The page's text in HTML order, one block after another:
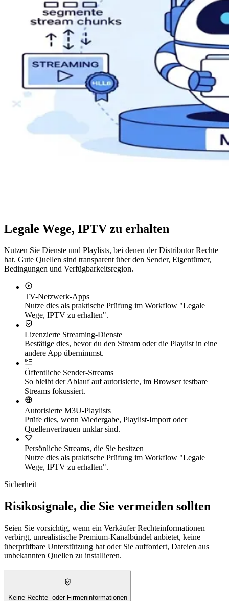
Legale Wege, IPTV zu erhalten
Nutzen Sie Dienste und Playlists, bei denen der Distributor Rechte
hat. Gute Quellen sind transparent über den Sender, Eigentümer,
Bedingungen und Verfügbarkeitsregion.
TV-Netzwerk-Apps
Nutze dies als praktische Prüfung im Workflow "Legale
Wege, IPTV zu erhalten".
Lizenzierte Streaming-Dienste
Bestätige dies, bevor du den Stream oder die Playlist in eine
andere App übernimmst.
Öffentliche Sender-Streams
So bleibt der Ablauf auf autorisierte, im Browser testbare
Streams fokussiert.
Autorisierte M3U-Playlists
Prüfe dies, wenn Wiedergabe, Playlist-Import oder
Quellenvertrauen unklar sind.
Persönliche Streams, die Sie besitzen
Nutze dies als praktische Prüfung im Workflow "Legale
Wege, IPTV zu erhalten".
Sicherheit
Risikosignale, die Sie vermeiden sollten
Seien Sie vorsichtig, wenn ein Verkäufer Rechteinformationen
verbirgt, unrealistische Premium-Kanalbündel anbietet, keine
überprüfbare Unterstützung hat oder Sie auffordert, Dateien aus
unbekannten Quellen zu installieren.
Keine Rechte- oder Firmeninformationen